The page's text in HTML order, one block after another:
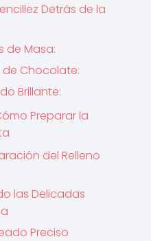
Detrás de la
de Masa:
de Chocolate:
Brillante:
Preparar la
del Relleno
las Delicadas
Preciso